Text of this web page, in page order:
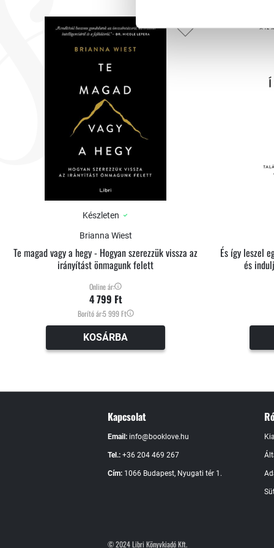
Készleten
Brianna Wiest
Te magad vagy a hegy - Hogyan szerezzük vissza az
irányítást önmagunk felett
Online ár:
4 799 Ft
Borító ár:5 999 Ft
KOSÁRBA
És így leszel
és
Kapcsolat
Email: info@booklove.hu
Tel.: +36 204 469 267
Cím: 1066 Budapest, Nyugati tér 1.
© 2024 Libri Könyvkiadó Kft.